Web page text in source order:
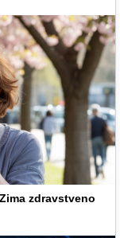
zdravstveno